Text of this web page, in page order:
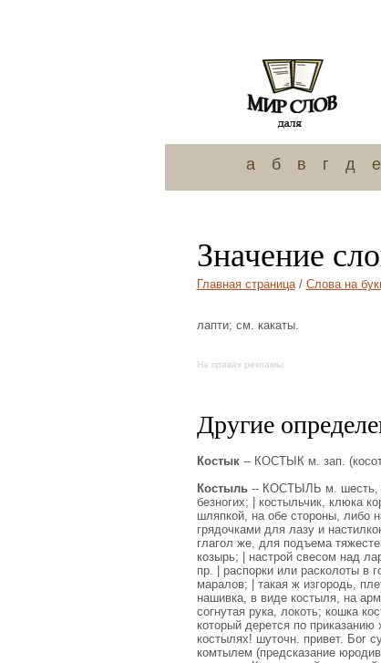
а б в г д е
Значение
Главная страница/ Слова на
лапти; см. какаты.
На правах рекламы:
Другие
Костык-- КОСТЫК м. зап.
Костыль-- КОСТЫЛЬ м. шесть,
безногих; | костыльчик, клюка
шляпкой, на обе стороны, либо
грядочками для лазу и
глагол же, для подъема
козырь; | настрой свесом над
пр. | распорки или расколоты в
маралов; | такая ж изгородь,
нашивка, в виде костыля, на
согнутая рука, локоть; кошка
который дерется по
костылях! шуточн. привет. Бог
комтылем (предсказание